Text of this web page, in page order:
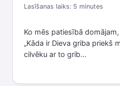
Lasīšanas laiks:5 minutes
Ko mēs patiesībā
„Kāda ir Dieva griba priekš
cilvēku ar to grib...